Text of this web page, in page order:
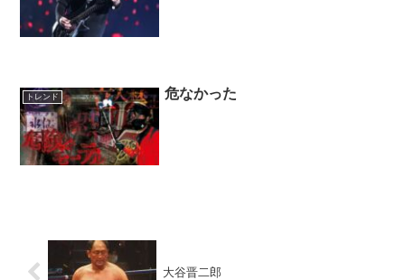
トレンド 危なかった
大谷晋二郎